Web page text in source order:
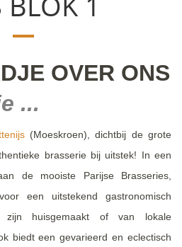
OVER ONS
...
(Moeskroen), dichtbij de grote
brasserie bij uitstek! In een
de mooiste Parijse Brasseries,
een uitstekend gastronomisch
zijn huisgemaakt of van lokale
biedt een gevarieerd en eclectisch